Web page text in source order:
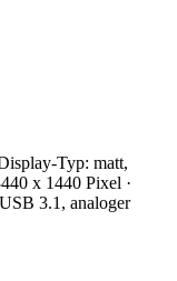
Typ: matt,
x 1440 Pixel ·
3.1, analoger